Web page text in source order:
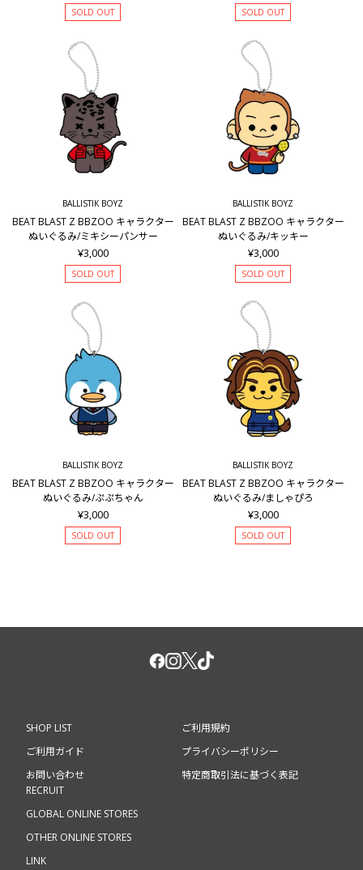
SOLD OUT SOLD OUT
BALLISTIK BOYZ
BEAT BLAST Z BBZOO キャラクター
ぬいぐるみ/ミキシーパンサー
¥3,000
SOLD OUT
BALLISTIK BOYZ
BEAT BLAST Z BBZOO キャラクター
ぬいぐるみ/キッキー
¥3,000
SOLD OUT
BALLISTIK BOYZ
BEAT BLAST Z BBZOO キャラクター
ぬいぐるみ/ぷぷちゃん
¥3,000
SOLD OUT
BALLISTIK BOYZ
BEAT BLAST Z BBZOO キャラクター
ぬいぐるみ/ましゃぴろ
¥3,000
SOLD OUT
SHOP LIST
ご利用ガイド
お問い合わせ
ご利用規約
プライバシーポリシー
特定商取引法に基づく表記
RECRUIT
GLOBAL ONLINE STORES
OTHER ONLINE STORES
LINK